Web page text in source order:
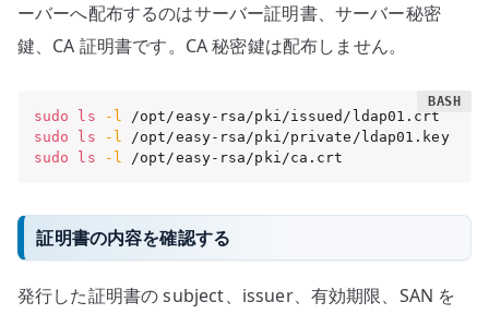
ーバーへ配布するのはサーバー証明書、サーバー秘密
鍵、CA 証明書です。CA 秘密鍵は配布しません。
sudo ls -l
sudo
ls -l
/opt/easy-rsa/pki/private/ldap01.key
sudo
ls -l /opt/easy-rsa/pki/ca.crt
証明書の内容を確認する
発行した証明書の subject、issuer、有効期限、SAN を